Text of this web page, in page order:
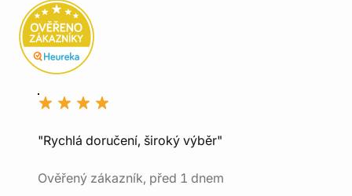
"Rychlá doručení, široký výběr"
Ověřený zákazník, před 1 dnem